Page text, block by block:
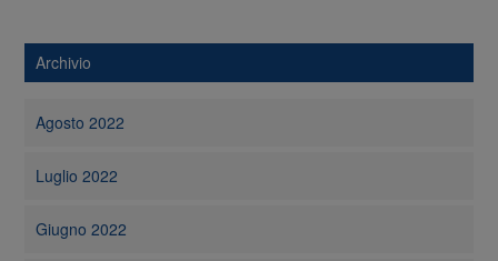
Archivio
Agosto 2022
Luglio 2022
Giugno 2022